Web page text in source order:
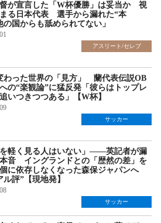
が宣言した「W杯優勝」は妥当か 視
る日本代表 選手から漏れた“本
の国からも舐められてない」
アスリート/セレブ
わった世界の「見方」 蘭代表伝説OB
の“楽観論”に猛反発「彼らはトップレ
いつきつつある」【W杯】
サッカー
を軽く見る人はいない」――英記者が漏
音 イングランドとの「歴然の差」を
に依存しなくなった森保ジャパンへ
ル評”【現地発】
サッカー